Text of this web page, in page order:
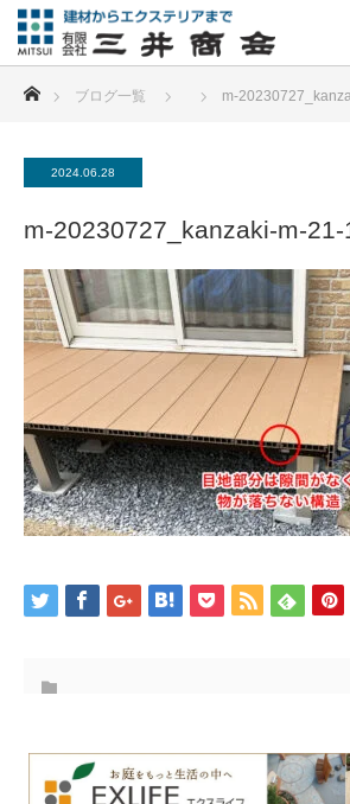
ブログ一覧 m-
2024.06.28
m-20230727_kanzaki-m-21-